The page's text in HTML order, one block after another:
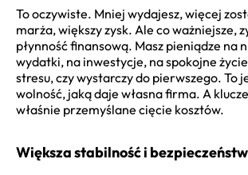
To oczywiste. Mniej wydajesz, więcej
marża, większy zysk. Ale co ważniejsze,
płynność finansową. Masz pieniądze na
wydatki, na inwestycje, na spokojne
stresu, czy wystarczy do pierwszego. To
wolność, jaką daje własna firma. A
właśnie przemyślane cięcie kosztów.
Większa stabilność i